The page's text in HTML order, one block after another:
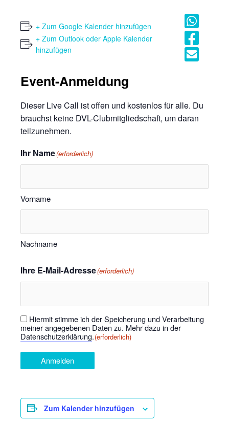
+ Zum Google Kalender hinzufügen
+ Zum Outlook oder Apple Kalender
hinzufügen
Event-Anmeldung
Dieser Live Call ist offen und kostenlos für alle. Du
brauchst keine DVL-Clubmitgliedschaft, um daran
teilzunehmen.
Ihr Name(erforderlich)
Vorname
Nachname
Ihre E-Mail-Adresse(erforderlich)
Einwilligung(erforderlich)
Hiermit stimme ich der Speicherung und Verarbeitung
meiner angegebenen Daten zu. Mehr dazu in der
Datenschutzerklärung.(erforderlich)
Anmelden
Zum Kalender hinzufügen